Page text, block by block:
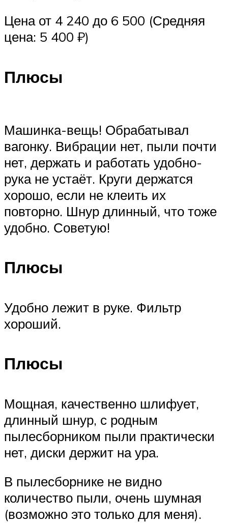
Цена от 4 240 до 6 500 (Средняя
цена: 5 400 ₽)
Плюсы
Машинка-вещь! Обрабатывал
вагонку. Вибрации нет, пыли почти
нет, держать и работать удобно-
рука не устаёт. Круги держатся
хорошо, если не клеить их
повторно. Шнур длинный, что тоже
удобно. Советую!
Плюсы
Удобно лежит в руке. Фильтр
хороший.
Плюсы
Мощная, качественно шлифует,
длинный шнур, с родным
пылесборником пыли практически
нет, диски держит на ура.
В пылесборнике не видно
количество пыли, очень шумная
(возможно это только для меня).